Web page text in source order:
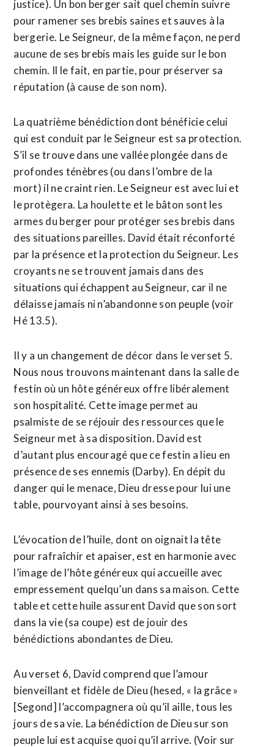
justice). Un bon berger sait quel chemin suivre
pour ramener ses brebis saines et sauves à la
bergerie. Le Seigneur, de la même façon, ne perd
aucune de ses brebis mais les guide sur le bon
chemin. Il le fait, en partie, pour préserver sa
réputation (à cause de son nom).
La quatrième bénédiction dont bénéficie celui
qui est conduit par le Seigneur est sa protection.
S’il se trouve dans une vallée plongée dans de
profondes ténèbres (ou dans l’ombre de la
mort) il ne craint rien. Le Seigneur est avec lui et
le protègera. La houlette et le bâton sont les
armes du berger pour protéger ses brebis dans
des situations pareilles. David était réconforté
par la présence et la protection du Seigneur. Les
croyants ne se trouvent jamais dans des
situations qui échappent au Seigneur, car il ne
délaisse jamais ni n’abandonne son peuple (voir
Hé 13.5).
Il y a un changement de décor dans le verset 5.
Nous nous trouvons maintenant dans la salle de
festin où un hôte généreux offre libéralement
son hospitalité. Cette image permet au
psalmiste de se réjouir des ressources que le
Seigneur met à sa disposition. David est
d’autant plus encouragé que ce festin a lieu en
présence de ses ennemis (Darby). En dépit du
danger qui le menace, Dieu dresse pour lui une
table, pourvoyant ainsi à ses besoins.
L’évocation de l’huile, dont on oignait la tête
pour rafraîchir et apaiser, est en harmonie avec
l’image de l’hôte généreux qui accueille avec
empressement quelqu’un dans sa maison. Cette
table et cette huile assurent David que son sort
dans la vie (sa coupe) est de jouir des
bénédictions abondantes de Dieu.
Au verset 6, David comprend que l’amour
bienveillant et fidèle de Dieu (hesed, « la grâce »
[Segond] l’accompagnera où qu’il aille, tous les
jours de sa vie. La bénédiction de Dieu sur son
peuple lui est acquise quoi qu’il arrive. (Voir sur